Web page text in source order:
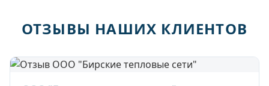
ОТЗЫВЫ НАШИХ КЛИЕНТОВ